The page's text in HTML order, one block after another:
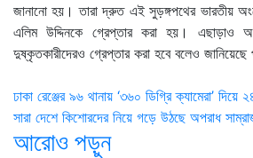
জানানো হয়। তারা দ্রুত এই সুড়ঙ্গপথের ভারতীয়
এলিম উদ্দিনকে গ্রেপ্তার করা হয়।
দুষ্কৃতকারীদেরও গ্রেপ্তার করা হবে বলেও জানিয়েছে
Post
navigation
ঢাকা রেঞ্জের ৯৬ থানায় ‘৩৬০ ডিগ্রি ক্যামেরা’ দিয়ে
সারা দেশে কিশোরদের নিয়ে গড়ে উঠছে অপরাধ
আরোও পড়ুন